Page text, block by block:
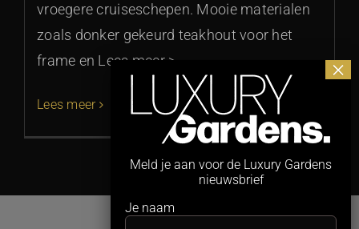
vroegere cruiseschepen. Mooie materialen
zoals donker gekeurd teakhout voor het
frame en Lees meer >
Lees meer
Meld je aan voor de Luxury Gardens
nieuwsbrief
Je naam